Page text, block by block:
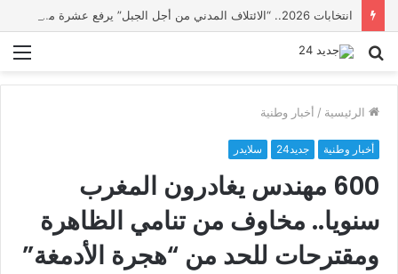
انتخابات 2026.. “الائتلاف المدني من أجل الجبل” يرفع عشرة مطالب أمام الأحزاب لإنصاف المناطق الجبلية
بحث
الرئيسية / أخبار وطنية
أخبار وطنية جديد24 سلايدر
600 مهندس يغادرون المغرب
سنويا.. مخاوف من تنامي الظاهرة
ومقترحات للحد من “هجرة الأدمغة”